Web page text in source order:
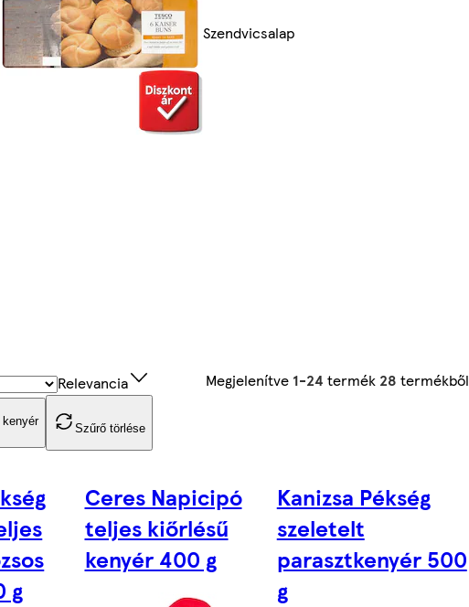
Szendvicsalap
Relevancia Megjelenítve 1-24 termék 28 termékből
Szűrő törlése
g
Ceres Napicipó
teljes kiőrlésű
kenyér 400 g
Kanizsa Pékség
szeletelt
parasztkenyér 500
g